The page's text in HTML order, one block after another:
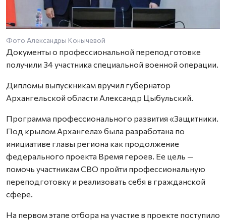
Фото Александры Конычевой
Документы о профессиональной переподготовке
получили 34 участника специальной военной операции.
Дипломы выпускникам вручил губернатор
Архангельской области Александр Цыбульский.
Программа профессионального развития «Защитники.
Под крылом Архангела» была разработана по
инициативе главы региона как продолжение
федерального проекта Время героев. Ее цель —
помочь участникам СВО пройти профессиональную
переподготовку и реализовать себя в гражданской
сфере.
На первом этапе отбора на участие в проекте поступило